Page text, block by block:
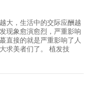
大，生活中的交际应酬越
现象愈演愈烈，严重影响
直接的就是严重影响了人
求美者们了。 植发技